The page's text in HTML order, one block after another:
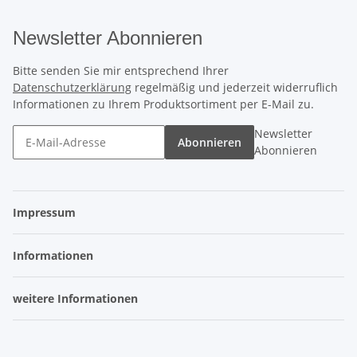
Newsletter Abonnieren
Bitte senden Sie mir entsprechend Ihrer
Datenschutzerklärung regelmäßig und jederzeit widerruflich
Informationen zu Ihrem Produktsortiment per E-Mail zu.
Abonnieren
Newsletter
Abonnieren
Impressum
Informationen
weitere Informationen